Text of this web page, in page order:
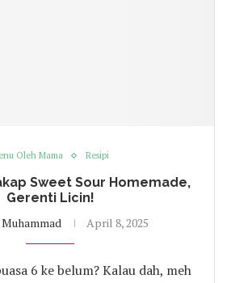
Oleh Mama Resipi
Sweet Sour Homemade,
Gerenti Licin!
April 8, 2025
6 ke belum? Kalau dah, meh